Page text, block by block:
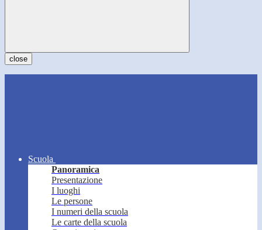
close
Scuola
Panoramica
Presentazione
I luoghi
Le persone
I numeri della scuola
Le carte della scuola